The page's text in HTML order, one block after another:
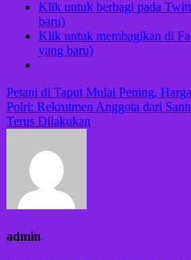
Klik untuk berbagi pada
baru)
Klik untuk membagikan di
yang baru)
Navigasi
pos
Petani di Taput Mulai Pening,
Polri: Rekrutmen Anggota dari
Terus Dilakukan
admin